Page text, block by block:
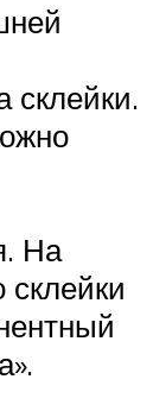
склейки.
На
склейки